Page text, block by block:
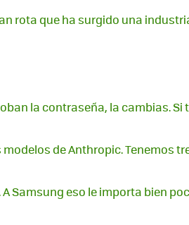
rota que ha surgido una
la contraseña, la cambias. Si
de Anthropic. Tenemos
Samsung eso le importa bien